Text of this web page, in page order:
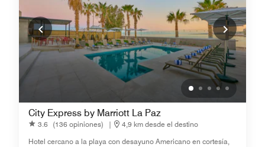
City Express by Marriott La Paz
3.6 (136 opiniones) |
4,9 km desde el destino
Hotel cercano a la playa con desayuno Americano en cortesía,